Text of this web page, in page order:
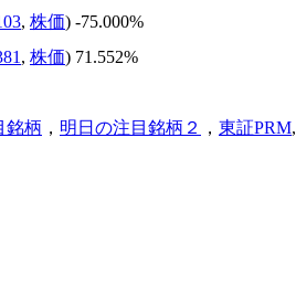
, 株価) -75.000%
, 株価) 71.552%
銘柄 ， 明日の注目銘柄２ ， 東証PRM,